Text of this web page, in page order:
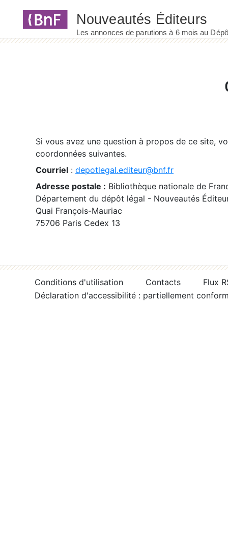
Si vous avez une question à propos de ce site,
coordonnées suivantes.
Courriel : depotlegal.editeur@bnf.fr
Adresse postale : Bibliothèque nationale de
Département du dépôt légal - Nouveautés
Quai François-Mauriac
75706 Paris Cedex 13
Conditions d'utilisation Contacts
Flux
Déclaration d'accessibilité : partiellement